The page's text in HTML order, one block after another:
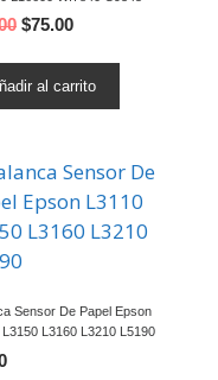
$75.00
al carrito
Sensor De Papel Epson
L3150 L3160 L3210 L5190